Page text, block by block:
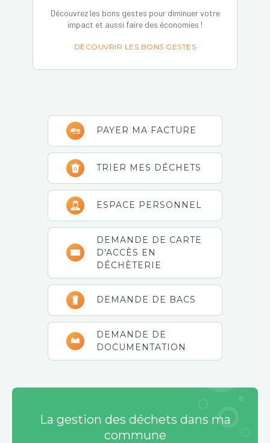
Découvrez les bons gestes pour diminuer votre
impact et aussi faire des économies !
DÉCOUVRIR LES BONS GESTES
Barre
latérale
principale
PAYER MA FACTURE
TRIER MES DÉCHETS
ESPACE PERSONNEL
DEMANDE DE CARTE
D'ACCÈS EN
DÉCHÈTERIE
DEMANDE DE BACS
DEMANDE DE
DOCUMENTATION
La gestion des déchets dans ma
commune